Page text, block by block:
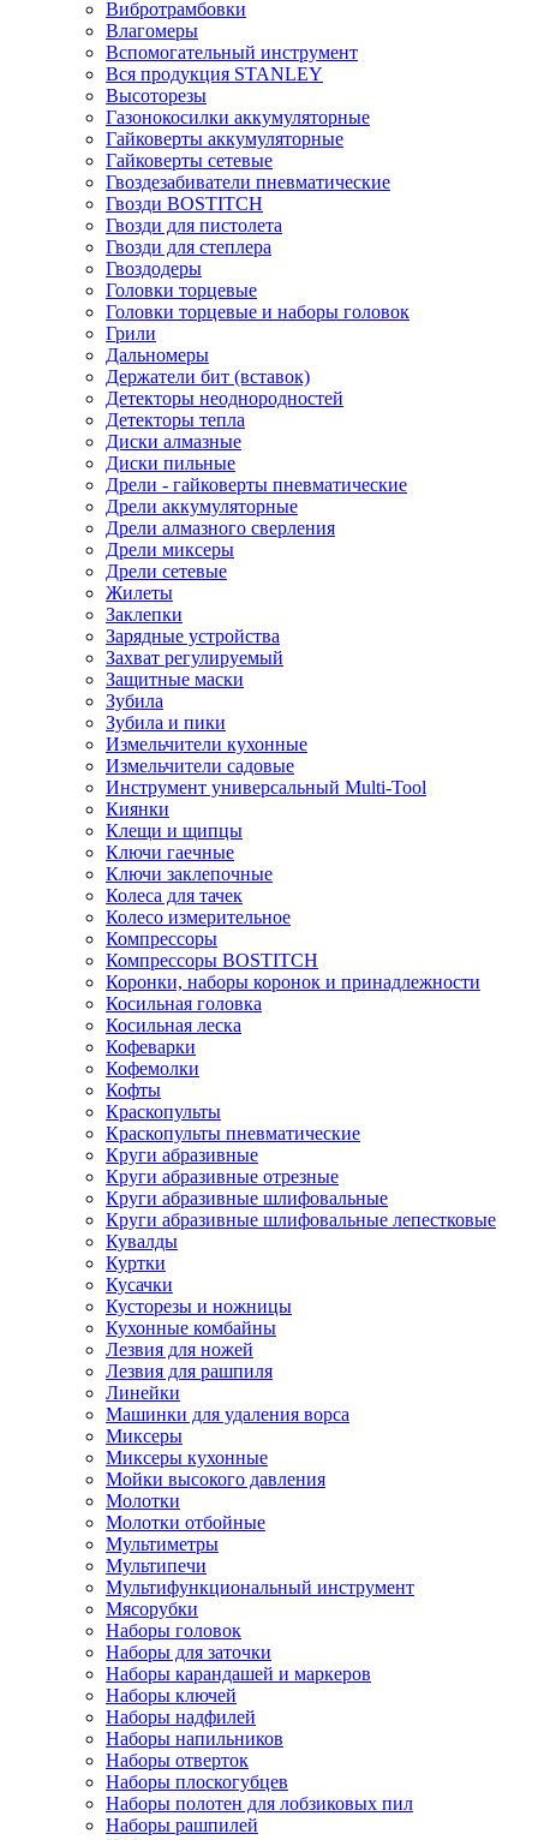
Вибротрамбовки
Влагомеры
Вспомогательный инструмент
Вся продукция STANLEY
Высоторезы
Газонокосилки аккумуляторные
Гайковерты аккумуляторные
Гайковерты сетевые
Гвоздезабиватели пневматические
Гвозди BOSTITCH
Гвозди для пистолета
Гвозди для степлера
Гвоздодеры
Головки торцевые
Головки торцевые и наборы головок
Грили
Дальномеры
Держатели бит (вставок)
Детекторы неоднородностей
Детекторы тепла
Диски алмазные
Диски пильные
Дрели - гайковерты пневматические
Дрели аккумуляторные
Дрели алмазного сверления
Дрели миксеры
Дрели сетевые
Жилеты
Заклепки
Зарядные устройства
Захват регулируемый
Защитные маски
Зубила
Зубила и пики
Измельчители кухонные
Измельчители садовые
Инструмент универсальный Multi-Tool
Киянки
Клещи и щипцы
Ключи гаечные
Ключи заклепочные
Колеса для тачек
Колесо измерительное
Компрессоры
Компрессоры BOSTITCH
Коронки, наборы коронок и принадлежности
Косильная головка
Косильная леска
Кофеварки
Кофемолки
Кофты
Краскопульты
Краскопульты пневматические
Круги абразивные
Круги абразивные отрезные
Круги абразивные шлифовальные
Круги абразивные шлифовальные лепестковые
Кувалды
Куртки
Кусачки
Кусторезы и ножницы
Кухонные комбайны
Лезвия для ножей
Лезвия для рашпиля
Линейки
Машинки для удаления ворса
Миксеры
Миксеры кухонные
Мойки высокого давления
Молотки
Молотки отбойные
Мультиметры
Мультипечи
Мультифункциональный инструмент
Мясорубки
Наборы головок
Наборы для заточки
Наборы карандашей и маркеров
Наборы ключей
Наборы надфилей
Наборы напильников
Наборы отверток
Наборы плоскогубцев
Наборы полотен для лобзиковых пил
Наборы рашпилей